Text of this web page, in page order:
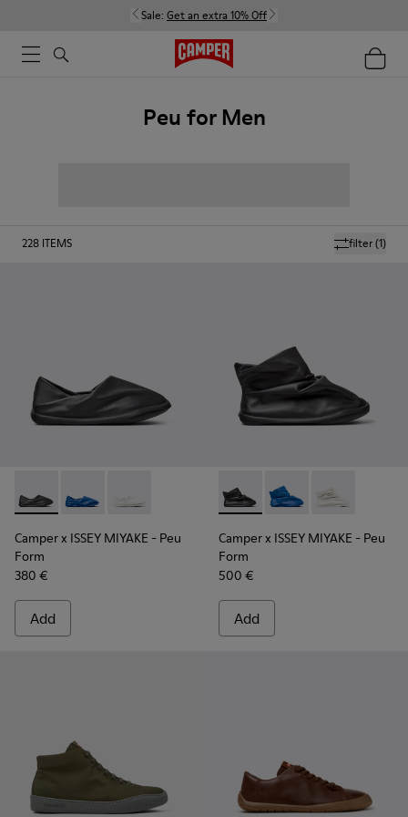
Sale: Get an extra 10% Off
Peu for Men
filter(1)
228 ITEMS
Camper x ISSEY MIYAKE - Peu Form - K101074-001 - Black
Camper x ISSEY MIYAKE - Peu Form - K101074-004
Camper x ISSEY MIYAKE - Peu Form -
Camper x ISSEY MIYAKE - Peu
Form
380 €
Add
Camper x ISSEY MIYAKE -
Camper x ISSEY
Camper x
Camper x ISSEY MIYAKE - Peu
Form
500 €
Add